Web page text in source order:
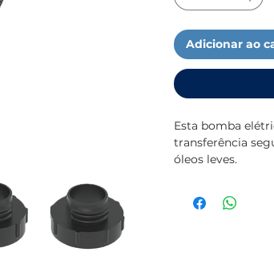
Adicionar ao
Esta bomba
transferência
óleos leves.
Alimentada por
USB (cabo